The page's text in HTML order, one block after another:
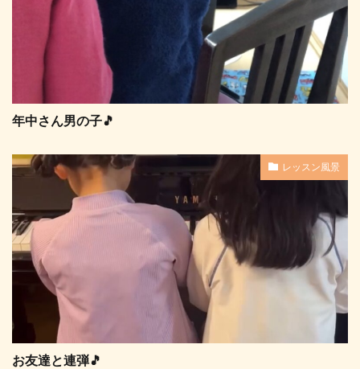
年中さん男の子🎵
レッスン風景
お友達と連弾🎵